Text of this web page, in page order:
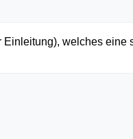
Einleitung), welches eine